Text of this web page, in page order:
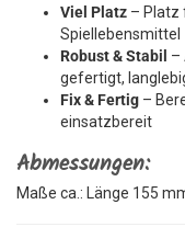
Viel Platz – Platz
Spiellebensmittel
Robust & Stabil –
gefertigt,
Fix & Fertig –
einsatzbereit
Abmessungen:
Maße ca.: Länge 155